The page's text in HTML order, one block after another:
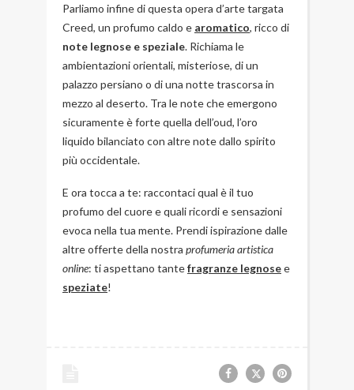
Parliamo infine di questa opera d’arte targata
Creed, un profumo caldo e aromatico, ricco di
note legnose e speziale. Richiama le
ambientazioni orientali, misteriose, di un
palazzo persiano o di una notte trascorsa in
mezzo al deserto. Tra le note che emergono
sicuramente è forte quella dell’oud, l’oro
liquido bilanciato con altre note dallo spirito
più occidentale.
E ora tocca a te: raccontaci qual è il tuo
profumo del cuore e quali ricordi e sensazioni
evoca nella tua mente. Prendi ispirazione dalle
altre offerte della nostra profumeria artistica
online: ti aspettano tantefragranze legnosee
speziate!